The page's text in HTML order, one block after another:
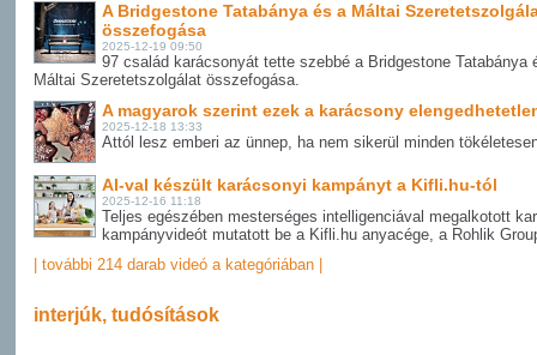
A Bridgestone Tatabánya és a Máltai
összefogása
2025-12-19 09:50
97 család karácsonyát tette szebbé a Bridgestone Tatabánya
Máltai Szeretetszolgálat összefogása.
A magyarok szerint ezek a karácsony
2025-12-18 13:33
Attól lesz emberi az ünnep, ha nem sikerül minden
AI-val készült karácsonyi kampányt a Kifli.hu-tól
2025-12-16 11:18
Teljes egészében mesterséges intelligenciával megalkotott
kampányvideót mutatott be a Kifli.hu anyacége, a Rohlik
| további 214 darab videó a kategóriában |
interjúk, tudósítások